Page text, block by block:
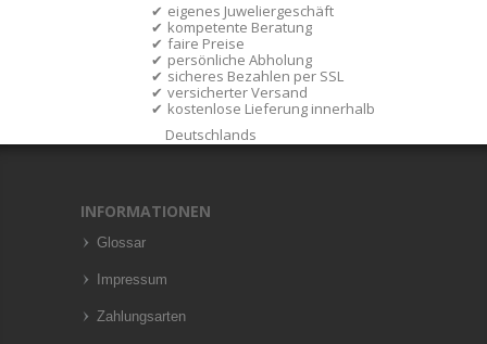
eigenes Juweliergeschäft
kompetente Beratung
faire Preise
persönliche Abholung
sicheres Bezahlen per SSL
versicherter Versand
kostenlose Lieferung innerhalb
Deutschlands
INFORMATIONEN
Glossar
Impressum
Zahlungsarten